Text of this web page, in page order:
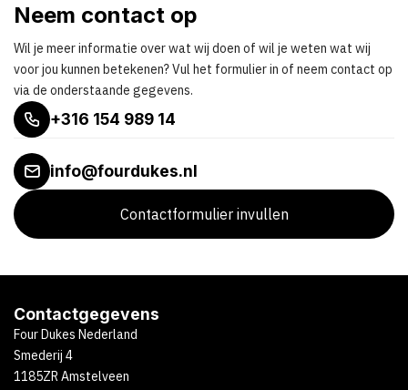
Neem contact op
Wil je meer informatie over wat wij doen of wil je weten wat wij
voor jou kunnen betekenen? Vul het formulier in of neem contact op
via de onderstaande gegevens.
+316 154 989 14
info@fourdukes.nl
Contactformulier invullen
Contactgegevens
Four Dukes Nederland
Smederij 4
1185ZR Amstelveen